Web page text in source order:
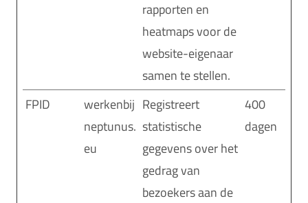
rapporten en
heatmaps voor de
website-eigenaar
samen te stellen.
FPID
werkenbij
neptunus.
eu
Registreert
statistische
gegevens over het
gedrag van
bezoekers aan de
400
dagen